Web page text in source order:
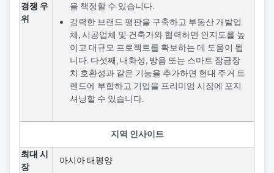
경쟁 우
위
을 책정할 수 있습니다.
강력한 브랜드 평판을 구축하고 부동산 개발업
체, 시공업체 및 건축가와 협력하면 인지도를 높
이고 대규모 프로젝트를 확보하는 데 도움이 됩
니다. 다섯째, 내화성, 방음 또는 스마트 잠금장
치 호환성과 같은 기능을 추가하면 현대 주거 트
렌드에 부합하고 기업을 프리미엄 시장에 포지
셔닝할 수 있습니다.
지역 인사이트
최대 시
장
아시아 태평양